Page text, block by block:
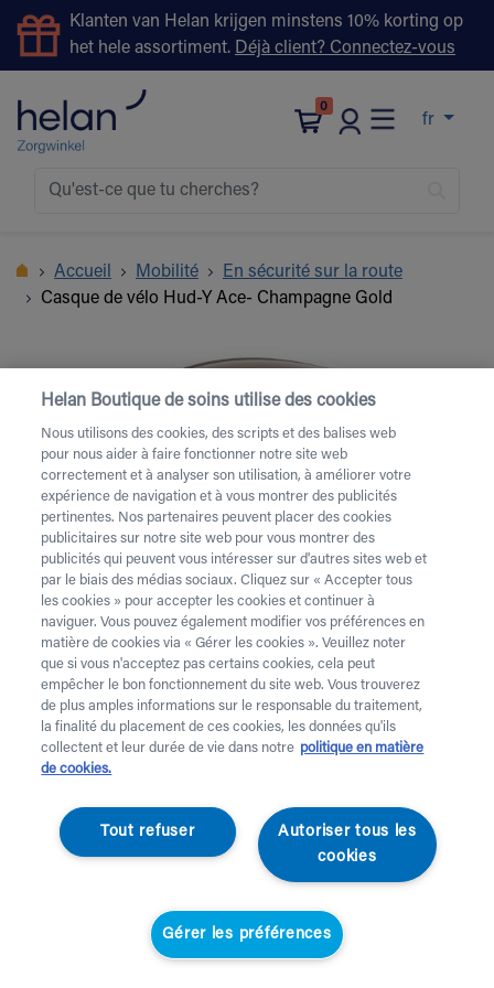
Klanten van Helan krijgen minstens 10% korting op
het hele assortiment. Déjà client? Connectez-vous
0
fr
Accueil Mobilité
En sécurité sur la route
Casque de vélo Hud-Y Ace- Champagne Gold
Casque de vélo Hud-Y
Ace- Champagne
Helan Boutique de soins utilise des cookies
Nous utilisons des cookies, des scripts et des balises web
pour nous aider à faire fonctionner notre site web
correctement et à analyser son utilisation, à améliorer votre
expérience de navigation et à vous montrer des publicités
pertinentes. Nos partenaires peuvent placer des cookies
publicitaires sur notre site web pour vous montrer des
publicités qui peuvent vous intéresser sur d'autres sites web et
par le biais des médias sociaux. Cliquez sur « Accepter tous
les cookies » pour accepter les cookies et continuer à
naviguer. Vous pouvez également modifier vos préférences en
matière de cookies via « Gérer les cookies ». Veuillez noter
que si vous n'acceptez pas certains cookies, cela peut
empêcher le bon fonctionnement du site web. Vous trouverez
de plus amples informations sur le responsable du traitement,
la finalité du placement de ces cookies, les données qu'ils
collectent et leur durée de vie dans notre politique en matière
de cookies.
Autoriser tous les
cookies
Tout refuser
Gérer les préférences